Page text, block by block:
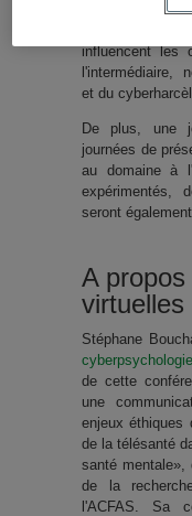
La deuxième
influencent les
l'intermédiaire,
et du
De plus, une
journées de
au domaine à
expérimentés,
seront
A
virtuelles
Stéphane
de cette
une
enjeux éthiques
de la télésanté
santé mentale»,
de la
l'ACFAS. Sa